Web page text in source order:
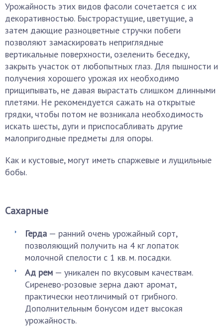
Урожайность этих видов фасоли сочетается с их
декоративностью. Быстрорастущие, цветущие, а
затем дающие разноцветные стручки побеги
позволяют замаскировать неприглядные
вертикальные поверхности, озеленить беседку,
закрыть участок от любопытных глаз. Для пышности и
получения хорошего урожая их необходимо
прищипывать, не давая вырастать слишком длинными
плетями. Не рекомендуется сажать на открытые
грядки, чтобы потом не возникала необходимость
искать шесты, дуги и приспосабливать другие
малопригодные предметы для опоры.
Как и кустовые, могут иметь спаржевые и лущильные
бобы.
Сахарные
Герда — ранний очень урожайный сорт,
позволяющий получить на 4 кг лопаток
молочной спелости с 1 кв. м. посадки.
Ад рем — уникален по вкусовым качествам.
Сиренево-розовые зерна дают аромат,
практически неотличимый от грибного.
Дополнительным бонусом идет высокая
урожайность.